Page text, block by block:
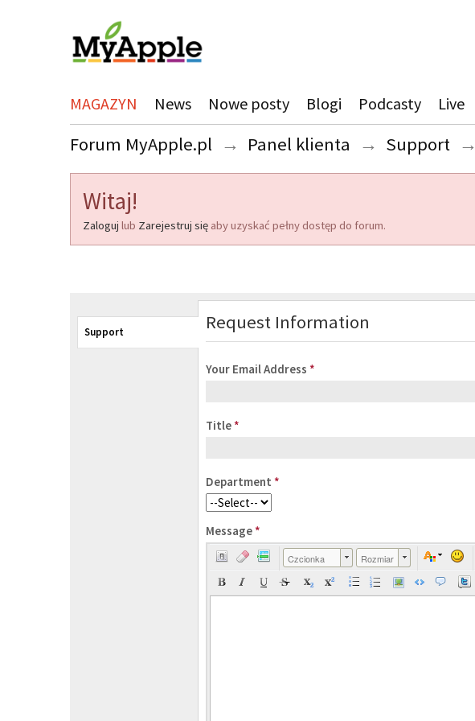
MAGAZYN News Nowe posty Blogi Podcasty Live
Forum MyApple.pl → Panel klienta → Support →
Witaj!
Zaloguj lub Zarejestruj się aby uzyskać pełny dostęp do forum.
Support Request Information
Your Email Address *
Title *
Department *
Message *
Czcionka Rozmiar